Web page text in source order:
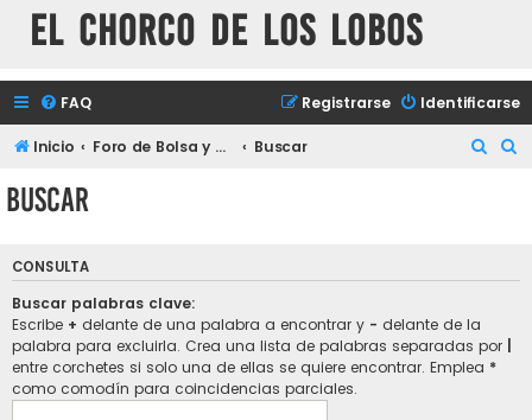
El chorco de los lobos
FAQ Identificarse
Registrarse
Inicio Foro de Bolsa y mercados financieros Buscar
Buscar
CONSULTA
Buscar palabras clave:
Escribe + delante de una palabra a encontrar y - delante de la
palabra para excluirla. Crea una lista de palabras separadas por
entre corchetes si solo una de ellas se quiere encontrar. Emplea *
como comodín para coincidencias parciales.